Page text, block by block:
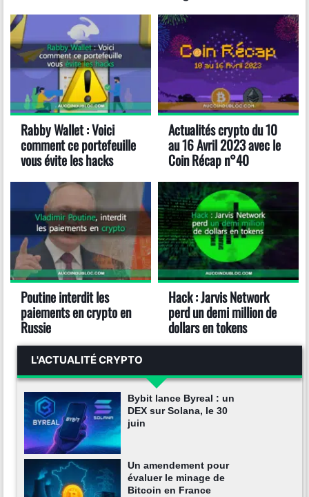
Rabby Wallet : Voici
comment ce portefeuille
vous évite les hacks
Actualités crypto du 10
au 16 Avril 2023 avec le
Coin Récap n°40
Poutine interdit les
paiements en crypto en
Russie
Hack : Jarvis Network
perd un demi million de
dollars en tokens
L'ACTUALITÉ CRYPTO
Bybit lance Byreal : un
DEX sur Solana, le 30
juin
Un amendement pour
évaluer le minage de
Bitcoin en France